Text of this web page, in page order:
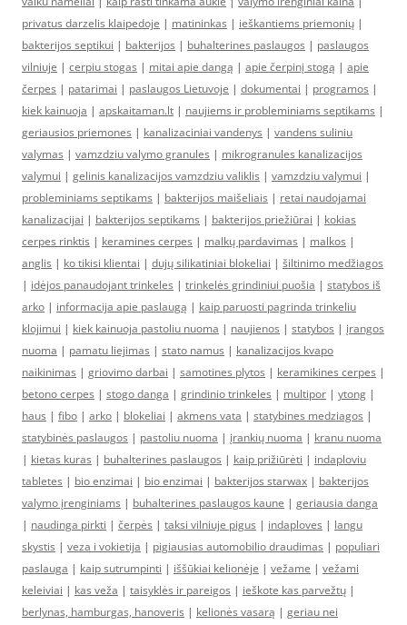
privatus darzelis klaipedoje | matininkas | ieškantiems priemonių |
bakterijos septikui | bakterijos | buhalterines paslaugos | paslaugos
vilniuje | cerpiu stogas | mitai apie dangą | apie čerpinį stogą | apie
čerpes | patarimai | paslaugos Lietuvoje | dokumentai | programos |
kiek kainuoja | apskaitaman.lt | naujiems ir probleminiams septikams |
geriausios priemones | kanalizaciniai vandenys | vandens suliniu
valymas | vamzdziu valymo granules | mikrogranules kanalizacijos
valymui | gelinis kanalizacijos vamzdziu valiklis | vamzdziu valymui |
probleminiams septikams | bakterijos maišeliais | retai naudojamai
kanalizacijai | bakterijos septikams | bakterijos priežiūrai | kokias
cerpes rinktis | keramines cerpes | malkų pardavimas | malkos |
anglis | ko tikisi klientai | dujų silikatiniai blokeliai | šiltinimo medžiagos
| idėjos panaudojant trinkeles | trinkelės grindiniui puošia | statybos iš
arko | informacija apie paslaugą | kaip paruosti pagrinda trinkeliu
klojimui | kiek kainuoja pastoliu nuoma | naujienos | statybos | įrangos
nuoma | pamatu liejimas | stato namus | kanalizacijos kvapo
naikinimas | griovimo darbai | samotines plytos | keramikines cerpes |
betono cerpes | stogo danga | grindinio trinkeles | multipor | ytong |
haus | fibo | arko | blokeliai | akmens vata | statybines medziagos |
statybinės paslaugos | pastoliu nuoma | įrankių nuoma | kranu nuoma
| kietas kuras | buhalterines paslaugos | kaip prižiūrėti | indaploviu
tabletes | bio enzimai | bio enzimai | bakterijos starwax | bakterijos
valymo įrenginiams | buhalterines paslaugos kaune | geriausia danga
| naudinga pirkti | čerpės | taksi vilniuje pigus | indaploves | langu
skystis | veza i vokietija | pigiausias automobilio draudimas | populiari
paslauga | kaip sutrumpinti | iššūkiai kelionėje | vežame | vežami
keleiviai | kas veža | taisyklės ir pareigos | ieškote kas parvežtų |
berlynas, hamburgas, hanoveris | kelionės vasarą | geriau nei